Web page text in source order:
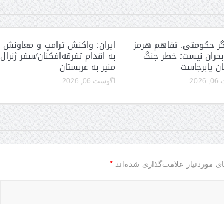
حکومتی: تفاهم هرمز
بحران نیست؛ خطر جنگ
پابرجاست
ایران؛ واکنش ترامپ و معاونش
به اقدام تفرقه‌افکنان/سفر ژنرال
منیر به عربستان
آگوست 06, 2026
موردنیاز علامت‌گذاری شده‌اند *